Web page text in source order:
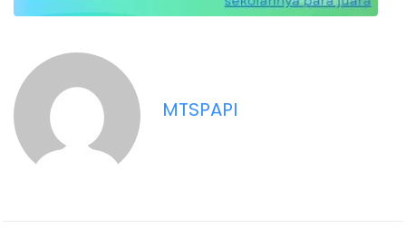
MTSPAPI